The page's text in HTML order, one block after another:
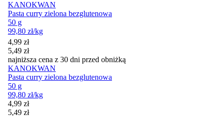
KANOKWAN
Pasta curry zielona bezglutenowa
50 g
99,80 zł/kg
Cena promocyjna
4,99 zł
5,49 zł
najniższa cena z 30 dni przed obniżką
KANOKWAN
Pasta curry zielona bezglutenowa
50 g
99,80 zł/kg
Cena promocyjna
4,99 zł
5,49 zł